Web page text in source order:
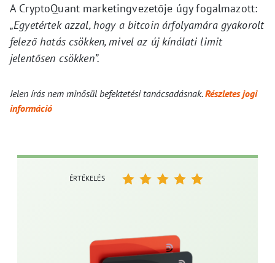
A CryptoQuant marketingvezetője úgy fogalmazott:
„Egyetértek azzal, hogy a bitcoin árfolyamára gyakorolt
felező hatás csökken, mivel az új kínálati limit
jelentősen csökken”.
Jelen írás nem minősül befektetési tanácsadásnak.Részletes jogi
információ
ÉRTÉKELÉS